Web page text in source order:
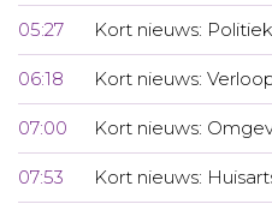
05:27 Kort nieuws:
06:18 Kort nieuws:
07:00 Kort nieuws:
07:53 Kort nieuws: